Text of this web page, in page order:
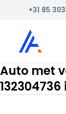
+31 85
Auto Atlas
Auto met